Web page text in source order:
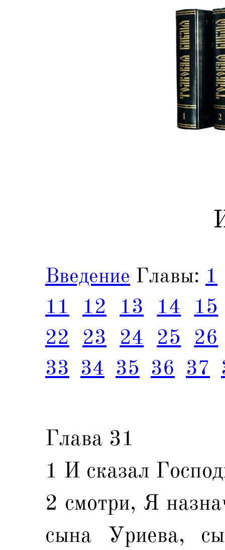
Введение Главы: 1
11
12 13 14
15
22
23 24 25
26
33 34 35 36 37
Глава 31
1 И сказал
2 смотри, Я
сына Уриева,